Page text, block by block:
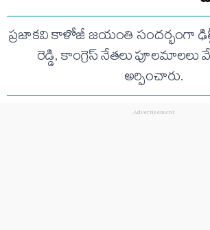
ప్రజాకవి కాళోజీ జయంతి సందర్భంగా
రెడ్డి, కాంగ్రెస్ నేతలు పూలమాలలు
అర్పించారు.